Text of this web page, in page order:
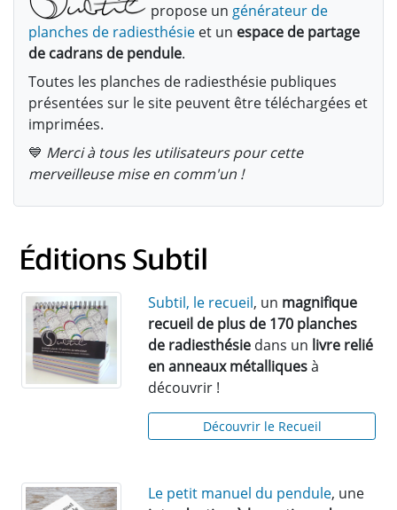
propose un générateur de
planches de radiesthésie et un espace de partage
de cadrans de pendule.
Toutes les planches de radiesthésie publiques
présentées sur le site peuvent être téléchargées et
imprimées.
💙 Merci à tous les utilisateurs pour cette
merveilleuse mise en comm'un !
Subtil, le recueil, un magnifique
recueil de plus de 170 planches
de radiesthésie dans un livre relié
en anneaux métalliquesà
découvrir !
Découvrir le Recueil
Le petit manuel du pendule, une